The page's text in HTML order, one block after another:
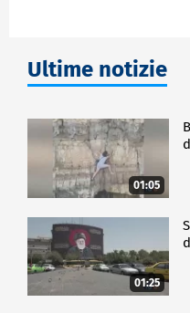
Ultime notizie
01:05
01:25